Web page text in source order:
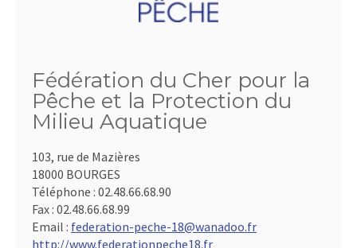
Fédération du Cher pour la
Pêche et la Protection du
Milieu Aquatique
103, rue de Mazières
18000 BOURGES
Téléphone : 02.48.66.68.90
Fax : 02.48.66.68.99
Email : federation-peche-18@wanadoo.fr
http://www.federationpeche18.fr